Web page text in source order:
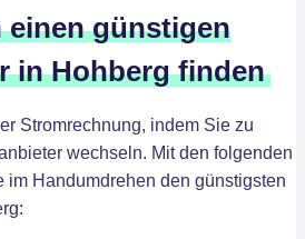
einen günstigen
in Hohberg finden
Stromrechnung, indem Sie zu
wechseln. Mit den folgenden
im Handumdrehen den günstigsten